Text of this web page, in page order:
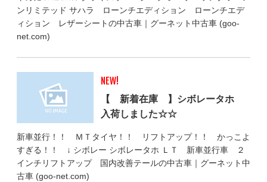
ンリミテッド サハラ ローンチエディション ローンチエデ
ィション レザーシートの中古車｜グーネット中古車 (goo-
net.com)
NEW!
【 新着在庫 】シボレータホ
入荷しました☆☆
新車並行！！ ＭＴタイヤ！！ リフトアップ！！ かっこよ
すぎる！！ ↓ シボレー シボレータホ ＬＴ 新車並行車 ２
インチリフトアップ 国内改善テールの中古車｜グーネット中
古車 (goo-net.com)